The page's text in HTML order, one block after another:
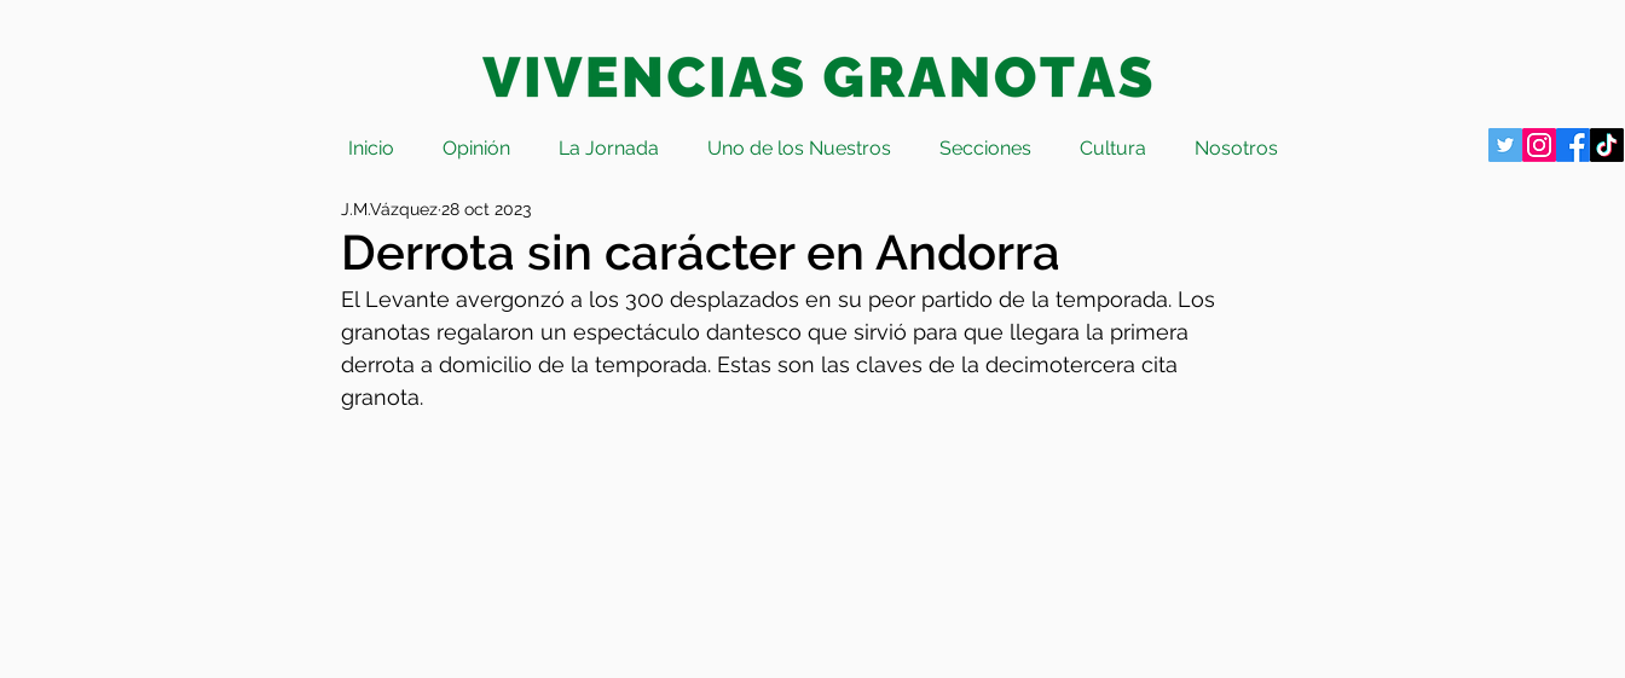
Inicio Opinión La Jornada Uno de los Nuestros Secciones Cultura Nosotros
Derrota sin carácter en Andorra
J.M.Vázquez28 oct 2023
El Levante avergonzó a los 300 desplazados en su peor partido de la temporada. Los
granotas regalaron un espectáculo dantesco que sirvió para que llegara la primera
derrota a domicilio de la temporada. Estas son las claves de la decimotercera cita
granota.